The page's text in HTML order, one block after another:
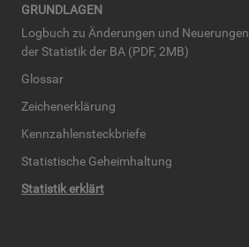
GRUND­LA­GEN
Log­buch zu Än­de­run­gen und Neue­run­gen
der Sta­tis­tik der BA (PDF, 2MB)
Glos­sar
Zei­chen­er­klä­rung
Kenn­zah­len­steck­brie­fe
Sta­tis­ti­sche Ge­heim­hal­tung
Sta­tis­tik er­klärt